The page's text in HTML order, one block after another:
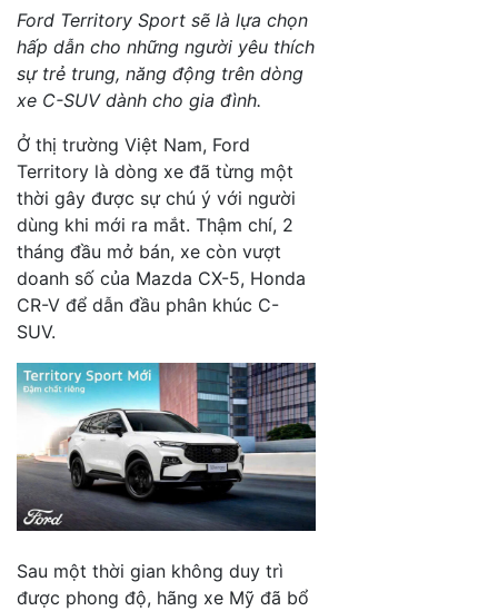
Ford Territory Sport sẽ là lựa chọn
hấp dẫn cho những người yêu thích
sự trẻ trung, năng động trên dòng
xe C-SUV dành cho gia đình.
Ở thị trường Việt Nam, Ford
Territory là dòng xe đã từng một
thời gây được sự chú ý với người
dùng khi mới ra mắt. Thậm chí, 2
tháng đầu mở bán, xe còn vượt
doanh số của Mazda CX-5, Honda
CR-V để dẫn đầu phân khúc C-
SUV.
Sau một thời gian không duy trì
được phong độ, hãng xe Mỹ đã bổ